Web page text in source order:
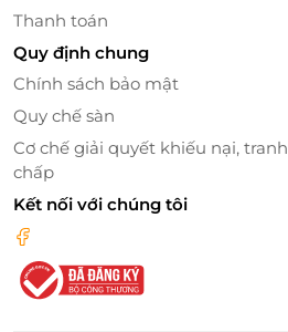
Thanh toán
Quy định chung
Chính sách bảo mật
Quy chế sàn
Cơ chế giải quyết khiếu nại, tranh
chấp
Kết nối với chúng tôi